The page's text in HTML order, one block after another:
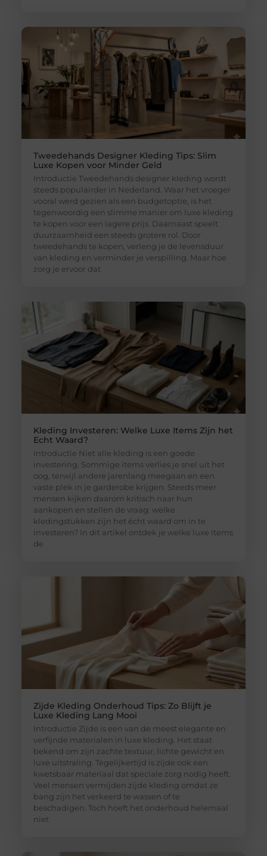
Tweedehands Designer Kleding Tips: Slim
Luxe Kopen voor Minder Geld
Introductie Tweedehands designer kleding wordt
steeds populairder in Nederland. Waar het vroeger
vooral werd gezien als een budgetoptie, is het
tegenwoordig een slimme manier om luxe kleding
te kopen voor een lagere prijs. Daarnaast speelt
duurzaamheid een steeds grotere rol. Door
tweedehands te kopen, verleng je de levensduur
van kleding en verminder je verspilling. Maar hoe
zorg je ervoor dat
Kleding Investeren: Welke Luxe Items Zijn het
Echt Waard?
Introductie Niet alle kleding is een goede
investering. Sommige items verlies je snel uit het
oog, terwijl andere jarenlang meegaan en een
vaste plek in je garderobe krijgen. Steeds meer
mensen kijken daarom kritisch naar hun
aankopen en stellen de vraag: welke
kledingstukken zijn het écht waard om in te
investeren? In dit artikel ontdek je welke luxe items
de
Zijde Kleding Onderhoud Tips: Zo Blijft je
Luxe Kleding Lang Mooi
Introductie Zijde is een van de meest elegante en
verfijnde materialen in luxe kleding. Het staat
bekend om zijn zachte textuur, lichte gewicht en
luxe uitstraling. Tegelijkertijd is zijde ook een
kwetsbaar materiaal dat speciale zorg nodig heeft.
Veel mensen vermijden zijde kleding omdat ze
bang zijn het verkeerd te wassen of te
beschadigen. Toch hoeft het onderhoud helemaal
niet